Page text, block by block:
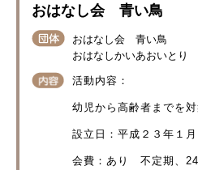
おはなし会 青い鳥
おはなし会 青い鳥
おはなしかいあおいとり
活動内容：
幼児から高齢者までを
設立日：平成２３年１月
会費：あり 不定期、24